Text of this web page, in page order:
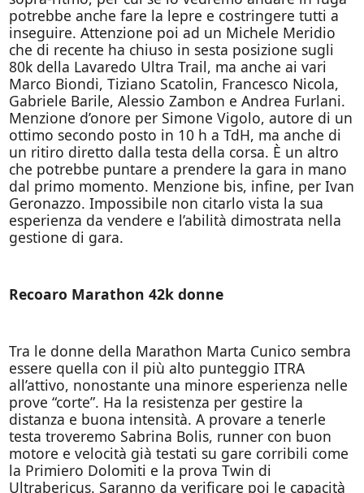
potrebbe anche fare la lepre e costringere tutti a
inseguire. Attenzione poi ad un Michele Meridio
che di recente ha chiuso in sesta posizione sugli
80k della Lavaredo Ultra Trail, ma anche ai vari
Marco Biondi, Tiziano Scatolin, Francesco Nicola,
Gabriele Barile, Alessio Zambon e Andrea Furlani.
Menzione d’onore per Simone Vigolo, autore di un
ottimo secondo posto in 10 h a TdH, ma anche di
un ritiro diretto dalla testa della corsa. È un altro
che potrebbe puntare a prendere la gara in mano
dal primo momento. Menzione bis, infine, per Ivan
Geronazzo. Impossibile non citarlo vista la sua
esperienza da vendere e l’abilità dimostrata nella
gestione di gara.
Recoaro Marathon 42k donne
Tra le donne della Marathon Marta Cunico sembra
essere quella con il più alto punteggio ITRA
all’attivo, nonostante una minore esperienza nelle
prove “corte”. Ha la resistenza per gestire la
distanza e buona intensità. A provare a tenerle
testa troveremo Sabrina Bolis, runner con buon
motore e velocità già testati su gare corribili come
la Primiero Dolomiti e la prova Twin di
Ultrabericus. Saranno da verificare poi le capacità